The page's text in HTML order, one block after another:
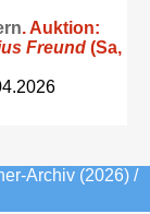
. Auktion:
Freund (Sa,
Archiv (2026) /